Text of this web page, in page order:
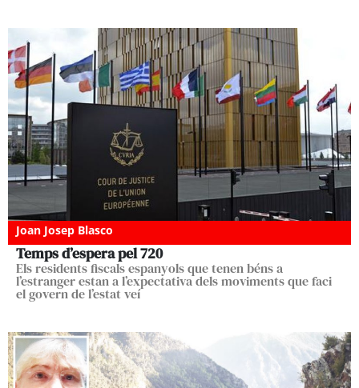
Joan Josep Blasco
Temps d’espera pel 720
Els residents fiscals espanyols que tenen béns a
l’estranger estan a l’expectativa dels moviments que faci
el govern de l’estat veí